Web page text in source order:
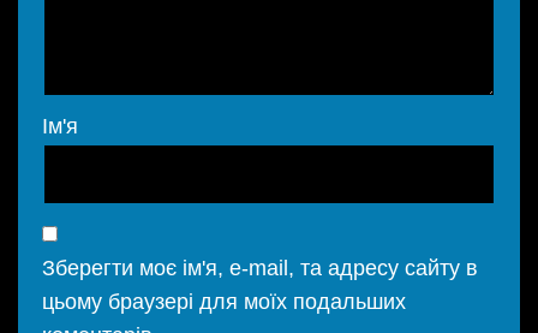
Ім'я
Зберегти моє ім'я, e-mail, та адресу сайту в
цьому браузері для моїх подальших